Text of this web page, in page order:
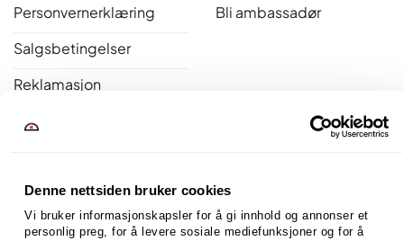
Denne nettsiden bruker cookies
Vi bruker informasjonskapsler for å gi innhold og annonser et
personlig preg, for å levere sosiale mediefunksjoner og for å
Personvernerklæring
Salgsbetingelser
Reklamasjon
Åpent kjøp
Bli ambassadør